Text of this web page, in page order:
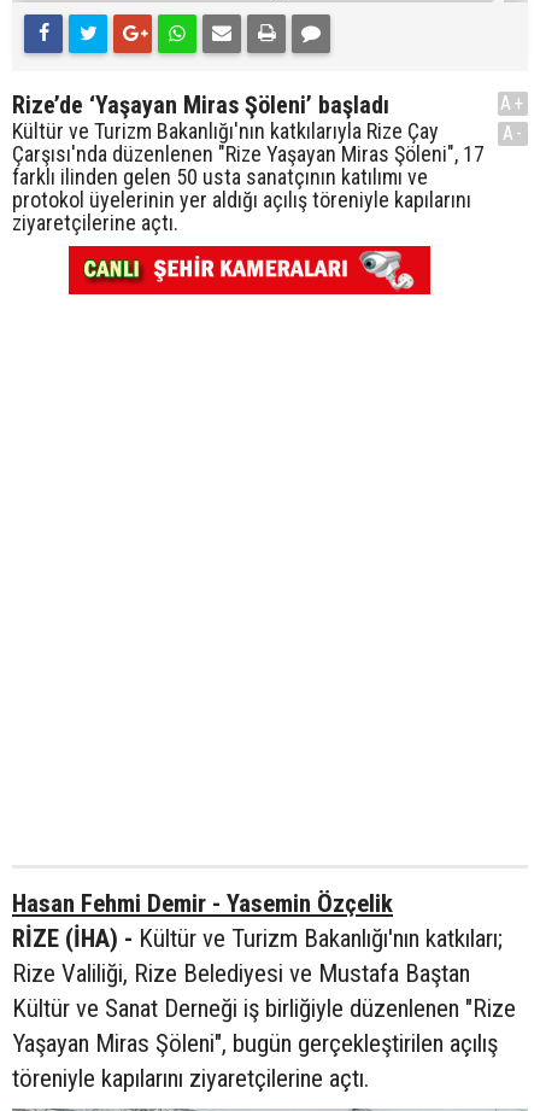
Rize’de ‘Yaşayan Miras Şöleni’ başladı
Kültür ve Turizm Bakanlığı'nın katkılarıyla Rize Çay
Çarşısı'nda düzenlenen "Rize Yaşayan Miras Şöleni", 17
farklı ilinden gelen 50 usta sanatçının katılımı ve
protokol üyelerinin yer aldığı açılış töreniyle kapılarını
ziyaretçilerine açtı.
A+
A-
Hasan Fehmi Demir - Yasemin Özçelik
RİZE (İHA) - Kültür ve Turizm Bakanlığı'nın katkıları;
Rize Valiliği, Rize Belediyesi ve Mustafa Baştan
Kültür ve Sanat Derneği iş birliğiyle düzenlenen "Rize
Yaşayan Miras Şöleni", bugün gerçekleştirilen açılış
töreniyle kapılarını ziyaretçilerine açtı.